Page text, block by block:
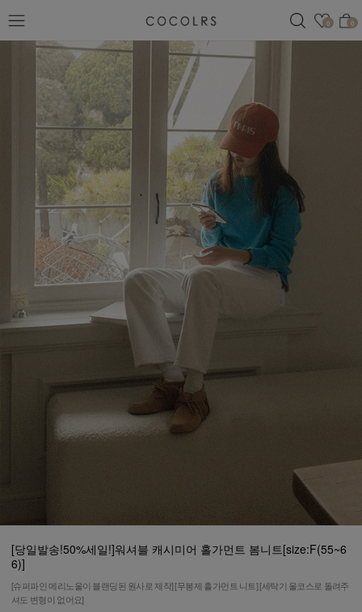
관심
0 0
검색
[당일발송!50%세일!]워셔블 캐시미어 홀가먼트 봄니트[size:F(55~6
6)]
[슈퍼파인 메리노울이 블랜딩된 원사로 제작] [무봉제 홀가먼트 니트] [세탁기 울코스로 돌려주
셔도 변형이 없어요]